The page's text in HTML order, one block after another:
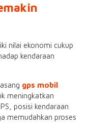
nilai ekonomi cukup
kendaraan
gps mobil
meningkatkan
posisi kendaraan
memudahkan proses